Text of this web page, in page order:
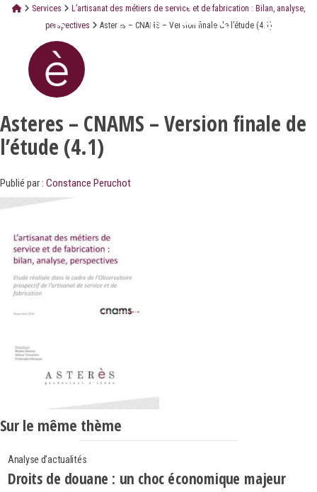
Services
L’artisanat des métiers de service et de fabrication : Bilan, analyse,
perspectives
Asteres – CNAMS – Version finale de l’étude (4.1)
Asteres – CNAMS – Version finale de
l’étude (4.1)
Publié par : Constance Peruchot
Sur le même thème
Analyse d'actualités
Droits de douane : un choc économique majeur